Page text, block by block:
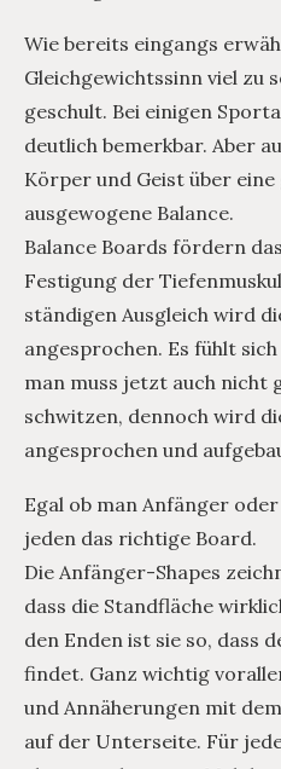
Wie bereits eingangs
Gleichgewichtssinn viel zu
geschult. Bei einigen
deutlich bemerkbar. Aber
Körper und Geist über
ausgewogene Balance.
Balance Boards fördern
Festigung der
ständigen Ausgleich wird
angesprochen. Es fühlt
man muss jetzt auch nicht
schwitzen, dennoch wird
angesprochen und
Egal ob man Anfänger
jeden das richtige Board.
Die Anfänger-Shapes
dass die Standfläche
den Enden ist sie so, dass
findet. Ganz wichtig
und Annäherungen mit
auf der Unterseite. Für